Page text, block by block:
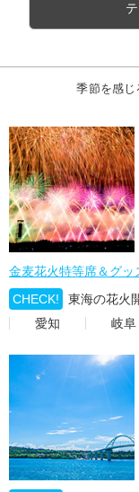
季節を感じ
金麦花火特等席＆グッ
CHECK!
東海の花火
愛知
岐阜